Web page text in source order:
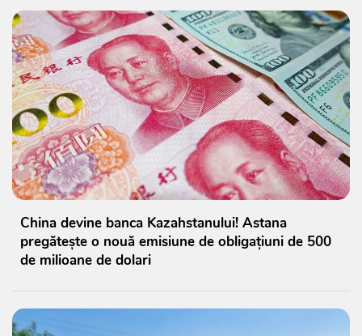
China devine banca Kazahstanului! Astana
pregătește o nouă emisiune de obligațiuni de 500
de milioane de dolari